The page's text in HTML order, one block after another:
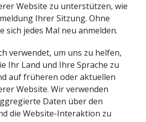
Website zu unterstützen, wie
Ihrer Sitzung. Ohne
sich jedes Mal neu anmelden.
verwendet, um uns zu helfen,
Ihr Land und Ihre Sprache zu
auf früheren oder aktuellen
Website. Wir verwenden
Daten über den
die Website-Interaktion zu